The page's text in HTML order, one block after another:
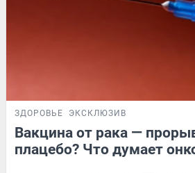
ЗДОРОВЬЕ ЭКСКЛЮЗИВ
Вакцина от рака —
плацебо? Что думает